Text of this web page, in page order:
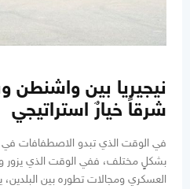
نيجيريا بين واشنطن
شرقاً خيارٌ استراتيجي
في الوقت الذي تبدو الاصطفافات في
بشكلٍ مختلف، ففي الوقت الذي يزور
العسكري ومجالات تطوره بين